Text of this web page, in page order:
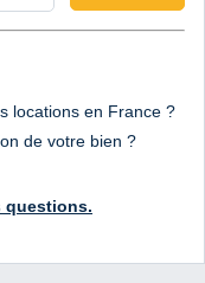
locations en France ?
de votre bien ?
questions.